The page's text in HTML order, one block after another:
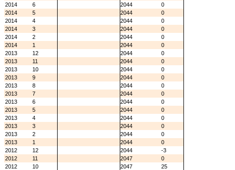
2014
6 2044
0
2014
5 2044
0
2014
4 2044
0
2014
3 2044
0
2014
2 2044
0
2014
1 2044
0
2013
12 2044
0
2013
11 2044
0
2013
10 2044
0
2013
9 2044
0
2013
8 2044
0
2013
7 2044
0
2013
6 2044
0
2013
5 2044
0
2013
4 2044
0
2013
3 2044
0
2013
2 2044
0
2013
1 2044
0
2012
12 2044
-3
2012
11 2047
0
2012
10 2047
25